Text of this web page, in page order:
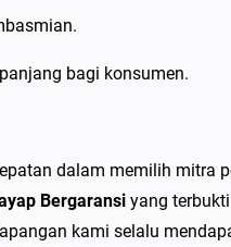
bagi konsumen.
dalam memilih mitra
Bergaransi yang
kami selalu